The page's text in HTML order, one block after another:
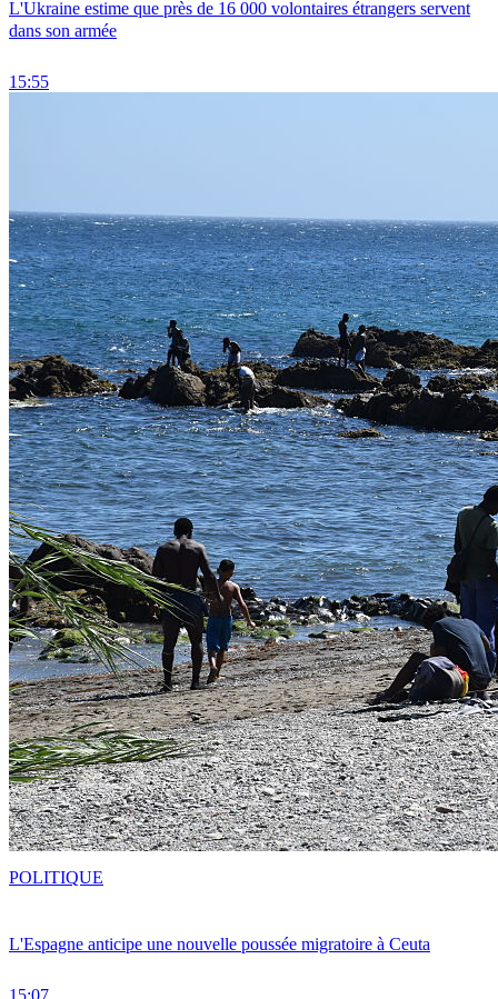
L'Ukraine estime que près de 16 000 volontaires étrangers servent
dans son armée
15:55
L'Espagne anticipe une nouvelle poussée migratoire à Ceuta
15:07
POLITIQUE